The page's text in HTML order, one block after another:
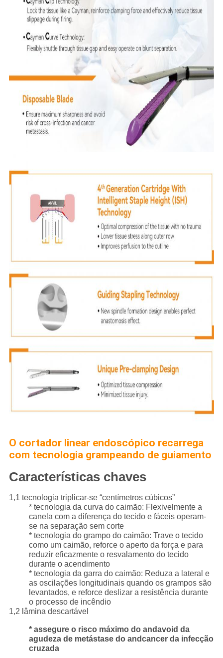
O cortador linear endoscópico recarrega
com tecnologia grampeando de guiamento
Características chaves
1,1 tecnologia triplicar-se “centímetros cúbicos”
* tecnologia da curva do caimão: Flexivelmente a
canela com a diferença do tecido e fáceis operam-
se na separação sem corte
* tecnologia do grampo do caimão: Trave o tecido
como um caimão, reforce o aperto da força e para
reduzir eficazmente o resvalamento do tecido
durante o acendimento
* tecnologia da garra do caimão: Reduza a lateral e
as oscilações longitudinais quando os grampos são
levantados, e reforce deslizar a resistência durante
o processo de incêndio
1,2 lâmina descartável
* assegure o risco máximo do andavoid da
agudeza de metástase do andcancer da infecção
cruzada